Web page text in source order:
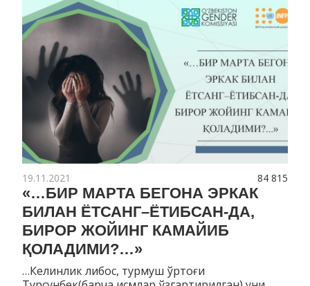
84 815
19.11.2021
«…БИР МАРТА БЕГОНА ЭРКАК
БИЛАН ЁТСАНГ–ЁТИБСАН-ДА,
БИРОР ЖОЙИНГ КАМАЙИБ
ҚОЛАДИМИ?…»
…Келинлик либос, турмуш ўртоғи